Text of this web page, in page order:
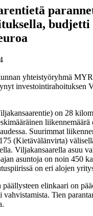
yhteistyöryhmä
investointirahoituksen
on 28
liikennemäärä
Suurimmat
(Kietävälänvirta)
Viljakansaarella asuu
asuntoja on noin 450
on eri alojen
päällysteen elinkaari on
vahvistamista. Tien